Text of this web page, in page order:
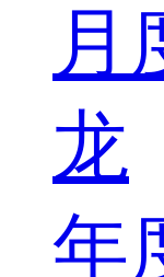
月
龙
年